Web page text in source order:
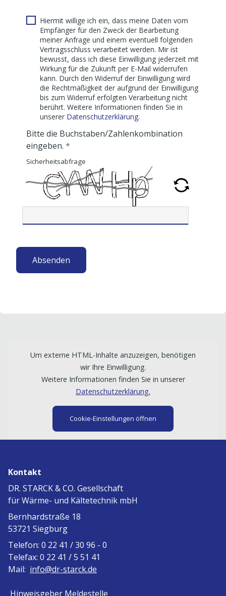
Hiermit willige ich ein, dass meine Daten vom
Empfänger für den Zweck der Bearbeitung
meiner Anfrage und einem eventuell folgenden
Vertragsschluss verarbeitet werden. Mir ist
bewusst, dass ich diese Einwilligung jederzeit mit
Wirkung für die Zukunft per E-Mail widerrufen
kann. Durch den Widerruf der Einwilligung wird
die Rechtmäßigkeit der aufgrund der Einwilligung
bis zum Widerruf erfolgten Verarbeitung nicht
berührt. Weitere Informationen finden Sie in
unserer Datenschutzerklärung.
Bitte die Buchstaben/Zahlenkombination
eingeben.
Sicherheitsabfrage
Absenden
Um externe HTML-Inhalte anzuzeigen, benötigen
wir Ihre Einwilligung.
Weitere Informationen finden Sie in unserer
Datenschutzerklärung.
Cookie-Einstellungen öffnen
Kontakt
DR. STARCK & CO. Gesellschaft
für Wärme- und Kältetechnik mbH
Bernhardstraße 18
53721 Siegburg
Telefon: 0 22 41 / 30 96 - 0
Telefax: 0 22 41 / 5 51 41
Mail: info@dr-starck.de
Hinweisgeber Meldestelle